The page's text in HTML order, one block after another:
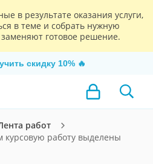
в результате оказания услуги,
в теме и собрать нужную
готовое решение.
скидку 10% 🔥
работ
курсовую работу выделены